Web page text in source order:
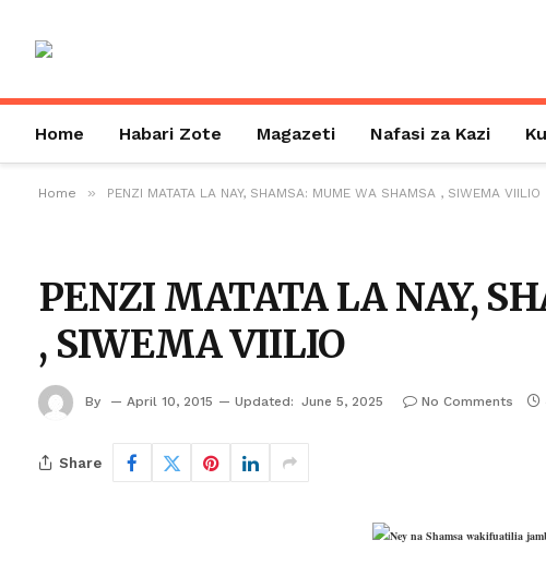
Home Habari Zote Magazeti Nafasi za Kazi
Home » PENZI MATATA LA NAY, SHAMSA: MUME WA SHAMSA , SIWEMA VIILIO
PENZI MATATA LA NAY,
, SIWEMA VIILIO
By April 10, 2015 Updated: June 5, 2025 No Comments
Share
Ney na Shamsa wakifuatilia